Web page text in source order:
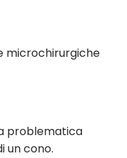
microchirurgiche
problematica
un cono.